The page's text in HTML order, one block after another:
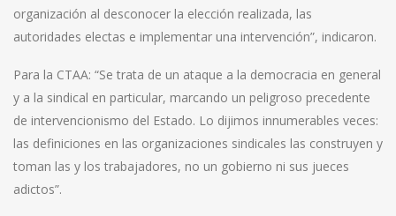
organización al desconocer la elección realizada, las
autoridades electas e implementar una intervención”, indicaron.
Para la CTAA: “Se trata de un ataque a la democracia en general
y a la sindical en particular, marcando un peligroso precedente
de intervencionismo del Estado. Lo dijimos innumerables veces:
las definiciones en las organizaciones sindicales las construyen y
toman las y los trabajadores, no un gobierno ni sus jueces
adictos”.